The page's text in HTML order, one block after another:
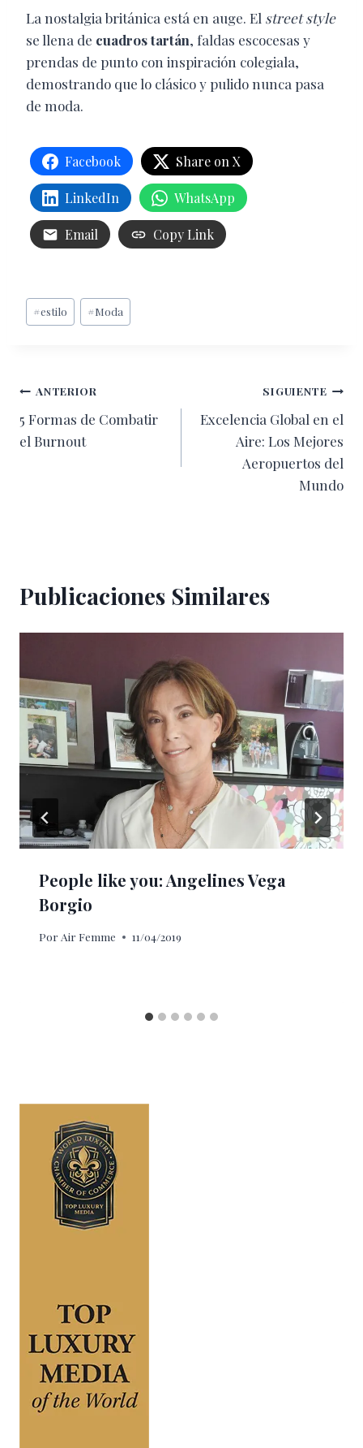
La nostalgia británica está en auge. El street style
se llena de cuadros tartán, faldas escocesas y
prendas de punto con inspiración colegiala,
demostrando que lo clásico y pulido nunca pasa
de moda.
Facebook Share on X
LinkedIn WhatsApp
Email Copy Link
Etiquetas
de
#estilo #Moda
Navegación
de
ANTERIOR
5 Formas de Combatir
el Burnout
SIGUIENTE
Excelencia Global en el
Aire: Los Mejores
Aeropuertos del
Mundo
Publicaciones Similares
People like you: Angelines Vega
Borgio
Por Air Femme 11/04/2019